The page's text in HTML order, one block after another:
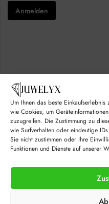
Um Ihnen das beste
wie Cookies, um
zuzugreifen. Die Zustimmung zu
wie Surfverhalten oder eindeutige
Sie nicht zustimmen oder Ihre
Funktionen und Dienste auf unserer
i
E
h
k
b
o
x
e
s
e
k
*
Anmelden